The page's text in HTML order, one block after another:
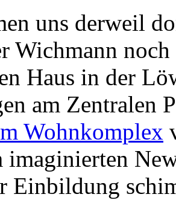
uns derweil
Wichmann
Haus in der
am Zentralen
Wohnkomplex
imaginierten
Einbildung